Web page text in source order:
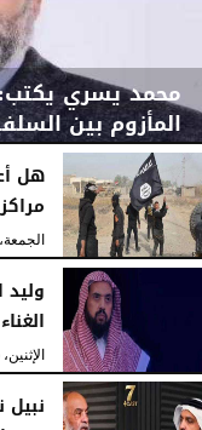
محمد يسري يكتب:
المأزوم بين
الثلاثاء، 6 يناير 2026 03:48 مـ
هل
الجمعة، 26 ديسمبر 2025
الإثنين، 15 ديسمبر 2025